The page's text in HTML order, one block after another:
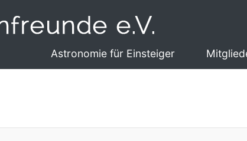
Astronomie für Einsteiger